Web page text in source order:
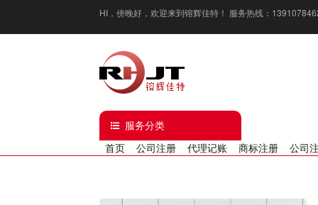
HI， 傍晚好 ，欢迎来到镕辉佳特！ 服务热线：
服务分类
首页
公司注册 代理记账 商标注册 公司